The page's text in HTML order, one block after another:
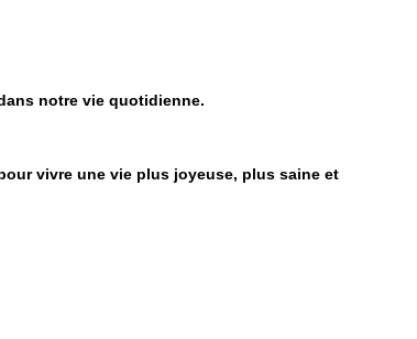
notre vie quotidienne.
vivre une vie plus joyeuse, plus saine et